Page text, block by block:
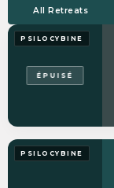
PSILOCYBINE
ÉPUISÉ
PSILOCYBINE